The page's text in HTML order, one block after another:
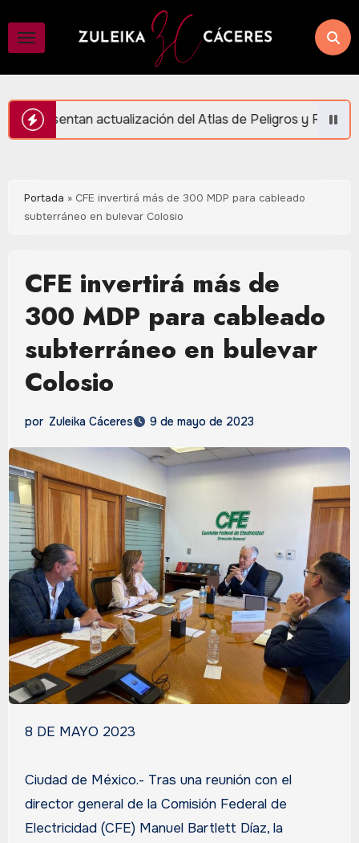
contenido
del Atlas de Peligros y Riesgos en Puerto Morelos
Portada » CFE invertirá más de 300 MDP para cableado
subterráneo en bulevar Colosio
CFE invertirá más de
300 MDP para cableado
subterráneo en bulevar
Colosio
por Zuleika Cáceres 9 de mayo de 2023
8 DE MAYO 2023
Ciudad de México.- Tras una reunión con el
director general de la Comisión Federal de
Electricidad (CFE) Manuel Bartlett Díaz, la